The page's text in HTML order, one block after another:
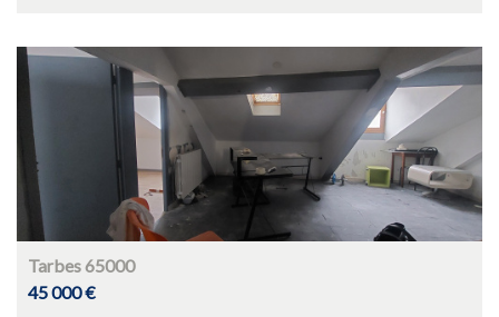
Tarbes 65000
45 000 €